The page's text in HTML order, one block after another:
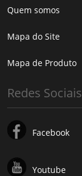
Quem somos
Mapa do Site
Mapa de Produto
Redes Sociais
Facebook
Youtube